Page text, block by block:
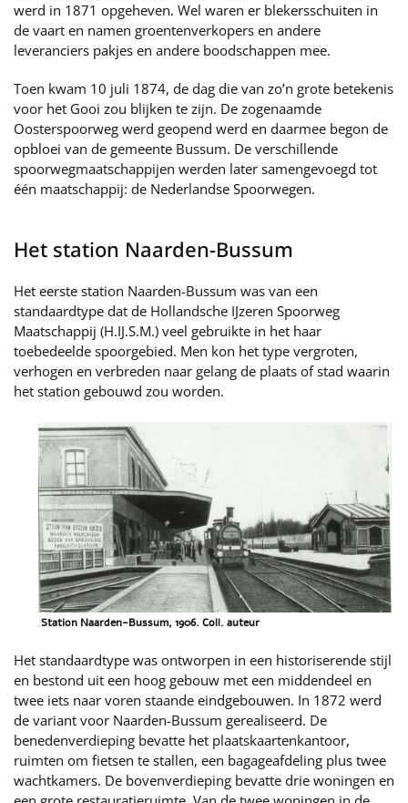
werd in 1871 opgeheven. Wel waren er blekersschuiten in
de vaart en namen groentenverkopers en andere
leveranciers pakjes en andere boodschappen mee.
Toen kwam 10 juli 1874, de dag die van zo’n grote betekenis
voor het Gooi zou blijken te zijn. De zogenaamde
Oosterspoorweg werd geopend werd en daarmee begon de
opbloei van de gemeente Bussum. De verschillende
spoorwegmaatschappijen werden later samengevoegd tot
één maatschappij: de Nederlandse Spoorwegen.
Het station Naarden-Bussum
Het eerste station Naarden-Bussum was van een
standaardtype dat de Hollandsche IJzeren Spoorweg
Maatschappij (H.IJ.S.M.) veel gebruikte in het haar
toebedeelde spoorgebied. Men kon het type vergroten,
verhogen en verbreden naar gelang de plaats of stad waarin
het station gebouwd zou worden.
Station Naarden-Bussum, 1906. Coll. auteur
Het standaardtype was ontworpen in een historiserende stijl
en bestond uit een hoog gebouw met een middendeel en
twee iets naar voren staande eindgebouwen. In 1872 werd
de variant voor Naarden-Bussum gerealiseerd. De
benedenverdieping bevatte het plaatskaartenkantoor,
ruimten om fietsen te stallen, een bagageafdeling plus twee
wachtkamers. De bovenverdieping bevatte drie woningen en